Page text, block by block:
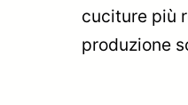
cuciture più
produzione